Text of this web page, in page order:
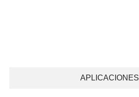
APLICACIONES